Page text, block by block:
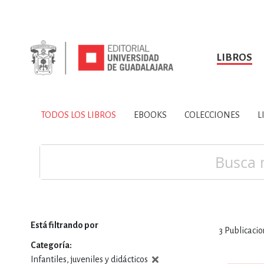
LIBROS
TODOS LOS LIBROS
SOBRE NOSOTROS HISTORIA
CIENCIAS DE LA
TODOS LOS LIBROS EBOOKS COLECCIONES
3
Está filtrando por
Categoría
Infantiles, juveniles y didácticos